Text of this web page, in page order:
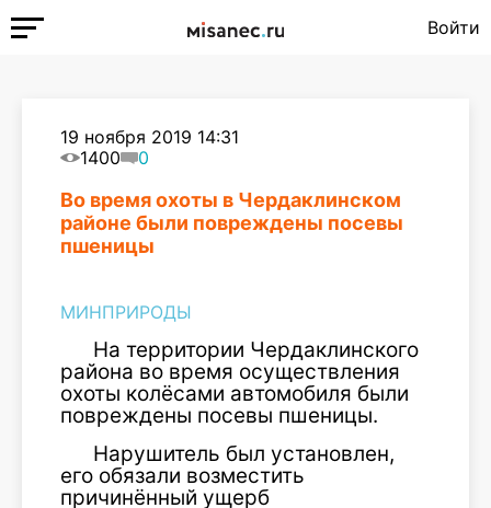
Войти
19 ноября 2019 14:31
1400
0
Во время охоты в Чердаклинском
районе были повреждены посевы
пшеницы
МИНПРИРОДЫ
На территории Чердаклинского
района во время осуществления
охоты колёсами автомобиля были
повреждены посевы пшеницы.
Нарушитель был установлен,
его обязали возместить
причинённый ущерб